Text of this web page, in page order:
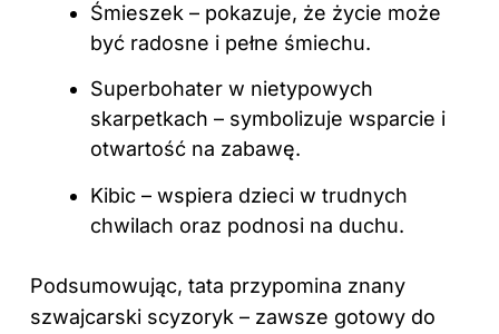
Śmieszek – pokazuje, że życie może
być radosne i pełne śmiechu.
Superbohater w nietypowych
skarpetkach – symbolizuje wsparcie i
otwartość na zabawę.
Kibic – wspiera dzieci w trudnych
chwilach oraz podnosi na duchu.
Podsumowując, tata przypomina znany
szwajcarski scyzoryk – zawsze gotowy do